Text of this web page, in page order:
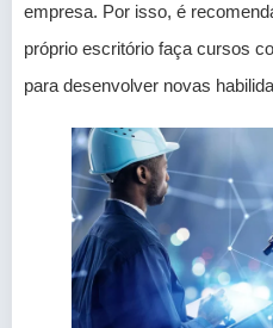
empresa. Por isso, é
próprio escritório faça cursos
para desenvolver novas